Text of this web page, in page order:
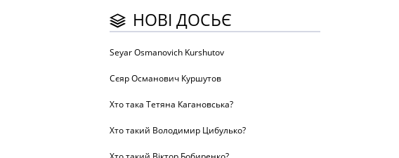
НОВІ ДОСЬЄ
Seyar Osmanovich Kurshutov
Сєяр Османович Куршутов
Хто така Тетяна Кагановська?
Хто такий Володимир Цибулько?